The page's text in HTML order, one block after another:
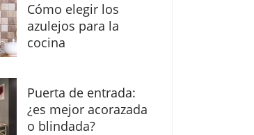
Cómo elegir los
azulejos para la
cocina
Puerta de entrada:
¿es mejor acorazada
o blindada?